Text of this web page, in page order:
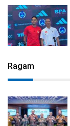
Ragam